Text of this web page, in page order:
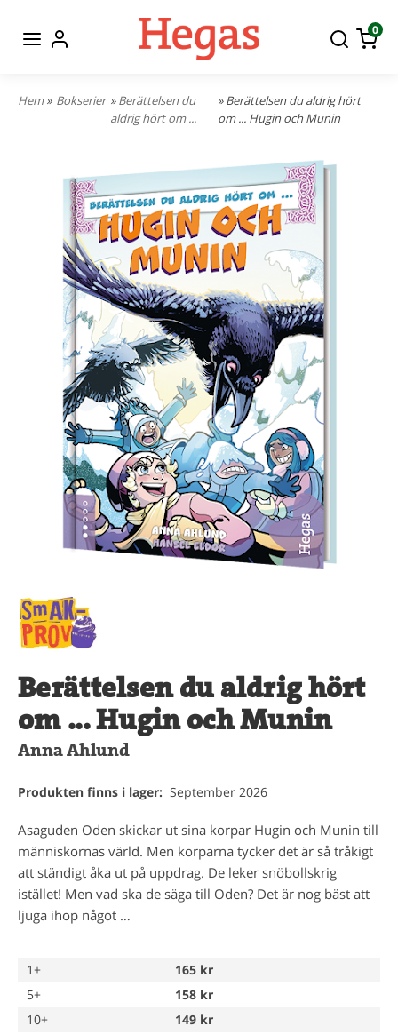
0
Hem» Bokserier »Berättelsen du
aldrig hört om ...
» Berättelsen du aldrig hört
om ... Hugin och Munin
Berättelsen du aldrig hört
om ... Hugin och Munin
Anna Ahlund
Produkten finns i lager: September 2026
Asaguden Oden skickar ut sina korpar Hugin och Munin till
människornas värld. Men korparna tycker det är så tråkigt
att ständigt åka ut på uppdrag. De leker snöbollskrig
istället! Men vad ska de säga till Oden? Det är nog bäst att
ljuga ihop något …
1+
165 kr
5+
158 kr
10+
149 kr